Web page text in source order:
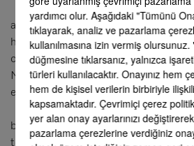
SERVIS & DESTEK
ÖZEL MÜŞTERILER
Arama
Not defteri
a) İşbu şartlar, tüm teslimat ve
herhangi bir iş bağlantısı
onayının gerçekleşmemiş olması bu
Müşterinin satın alma koşulları,
edilmemiş olsa bile, geçerli değildir.
b) Çalışanlarımızla varılan
teminatlar, tarafımızdan yazılı bir
yardımcı olur. Aşağıdaki "Tümünü
tıklayarak, analiz ve pazarlama
kullanılmasına izin vermiş
düğmesine tıklarsanız, yalnızca
türleri kullanılacaktır. Onayınız hem
hem de kişisel verilerin birbiriyle
kapsamaktadır. Çevrimiçi çerez
yer alan onay ayarlarınızı
pazarlama çerezlerine verdiğiniz